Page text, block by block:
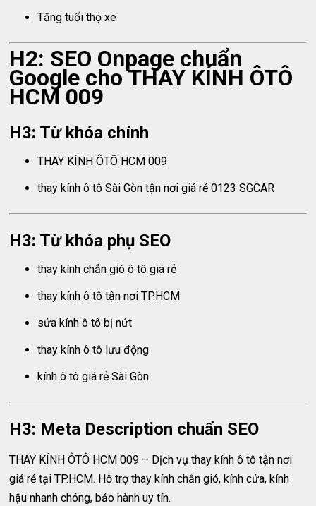
Tăng tuổi thọ xe
H2: SEO Onpage chuẩn
Google cho THAY KÍNH ÔTÔ
HCM 009
H3: Từ khóa chính
THAY KÍNH ÔTÔ HCM 009
thay kính ô tô Sài Gòn tận nơi giá rẻ 0123 SGCAR
H3: Từ khóa phụ SEO
thay kính chắn gió ô tô giá rẻ
thay kính ô tô tận nơi TP.HCM
sửa kính ô tô bị nứt
thay kính ô tô lưu động
kính ô tô giá rẻ Sài Gòn
H3: Meta Description chuẩn SEO
THAY KÍNH ÔTÔ HCM 009 – Dịch vụ thay kính ô tô tận nơi
giá rẻ tại TP.HCM. Hỗ trợ thay kính chắn gió, kính cửa, kính
hậu nhanh chóng, bảo hành uy tín.